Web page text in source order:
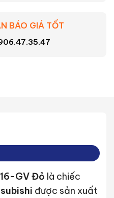
BÁO GIÁ TỐT
GV Đỏ là chiếc
được sản xuất